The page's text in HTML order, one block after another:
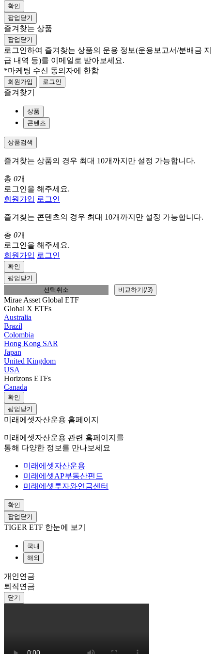
확인
팝업닫기
즐겨찾는 상품
팝업닫기
로그인하여 즐겨찾는 상품의 운용 정보(운용보고서/분배금 지
급 내역 등)를 이메일로 받아보세요.
*마케팅 수신 동의자에 한함
회원가입 로그인
즐겨찾기
상품
콘텐츠
상품검색
즐겨찾는 상품의 경우 최대 10개까지만 설정 가능합니다.
총 0개
로그인을 해주세요.
회원가입 로그인
즐겨찾는 콘텐츠의 경우 최대 10개까지만 설정 가능합니다.
총 0개
로그인을 해주세요.
회원가입 로그인
확인
팝업닫기
선택취소
비교하기(/3)
Mirae Asset Global ETF
Global X ETFs
Australia
Brazil
Colombia
Hong Kong SAR
Japan
United Kingdom
USA
Horizons ETFs
Canada
확인
팝업닫기
미래에셋자산운용 홈페이지
미래에셋자산운용 관련 홈페이지를
통해 다양한 정보를 만나보세요
미래에셋자산운용
미래에셋AP부동산펀드
미래에셋투자와연금센터
확인
팝업닫기
TIGER ETF 한눈에 보기
국내
해외
개인연금
퇴직연금
닫기